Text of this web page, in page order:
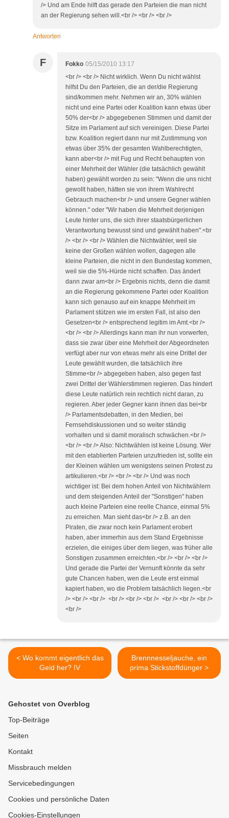
/> Und am Ende hilft das gerade den Parteien die man nicht
an der Regierung sehen will.<br /> <br /> <br />
Antworten
F Fokko 05/15/2010 13:17
<br /> <br /> Nicht wirklich. Wenn Du nicht wählst
hilfst Du den Parteien, die an der/die Regierung
sind/kommen mehr. Nehmen wir an, 30% wählen
nicht und eine Partei oder Koalition kann etwas über
50% der<br /> abgegebenen Stimmen und damit der
Sitze im Parlament auf sich vereinigen. Diese Partei
bzw. Koalition regiert dann nur mit Zustimmung von
etwas über 35% der gesamten Wahlberechtigten,
kann aber<br /> mit Fug und Recht behaupten von
einer Mehrheit der Wähler (die tatsächlich gewählt
haben) gewählt worden zu sein: "Wenn die uns nicht
gewollt haben, hätten sie von ihrem Wahlrecht
Gebrauch machen<br /> und unsere Gegner wählen
können." oder "Wir haben die Mehrheit derjenigen
Leute hinter uns, die sich ihrer staatsbürgerlichen
Verantwortung bewusst sind und gewählt haben".<br
/> <br /> <br /> Wählen die Nichtwähler, weil sie
keine der Großen wählen wollen, dagegen alle
kleine Parteien, die nicht in den Bundestag kommen,
weil sie die 5%-Hürde nicht schaffen. Das ändert
dann zwar am<br /> Ergebnis nichts, denn die damit
an die Regierung gekommene Partei oder Koalition
kann sich genauso auf ein knappe Mehrheit im
Parlament stützen wie im ersten Fall, ist also den
Gesetzen<br /> entsprechend legitim im Amt.<br />
<br /> <br /> Allerdings kann man ihr nun vorwerfen,
dass sie zwar über eine Mehrheit der Abgeordneten
verfügt aber nur von etwas mehr als eine Drittel der
Leute gewählt wurden, die tatsächlich ihre
Stimme<br /> abgegeben haben, also gegen fast
zwei Drittel der Wählerstimmen regieren. Das hindert
diese Leute natürlich rein rechtlich nicht daran, zu
regieren. Aber jeder Gegner kann ihnen das bei<br
/> Parlamentsdebatten, in den Medien, bei
Fernsehdiskussionen und so weiter ständig
vorhalten und si damit moralisch schwächen.<br />
<br /> <br /> Also: Nichtwählen ist keine Lösung. Wer
mit den etablierten Parteien unzufrieden ist, sollte ein
der Kleinen wählen um wenigstens seinen Protest zu
artikulieren.<br /> <br /> <br /> Und was noch
wichtiger ist: Bei dem hohen Anteil von Nichtwählern
und dem steigenden Anteil der "Sonstigen" haben
auch kleine Parteien eine reelle Chance, einmal 5%
zu erreichen. Man sieht das<br /> z.B. an den
Piraten, die zwar noch kein Parlament erobert
haben, aber immerhin aus dem Stand Ergebnisse
erzielen, die einiges über dem liegen, was früher alle
Sonstigen zusammen erreichten.<br /> <br /> <br />
Und gerade die Partei der Vernunft könnte da sehr
gute Chancen haben, wen die Leute erst einmal
kapiert haben, wo die Problem tatsächlich liegen.<br
/> <br /> <br /> <br /> <br /> <br /> <br /> <br /> <br />
<br />
< Wo kommt eigentlich das
Geld her? IV
Brennnesseljauche, ein
prima Stickstoffdünger >
Gehostet von Overblog
Top-Beiträge
Seiten
Kontakt
Missbrauch melden
Servicebedingungen
Cookies und persönliche Daten
Cookies-Einstellungen